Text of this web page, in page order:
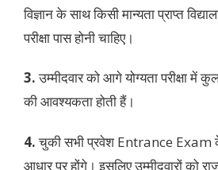
विज्ञान के साथ किसी मान्यता प्राप्त
परीक्षा पास होनी चाहिए।
3.उम्मीदवार को आगे योग्यता परीक्षा
की आवश्यकता होती हैं।
4.चुकी सभी प्रवेश Entrance
आधार पर होंगे। इसलिए उम्मीदवारों को